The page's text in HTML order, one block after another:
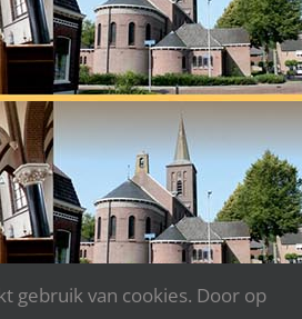
gebruik van cookies. Door op